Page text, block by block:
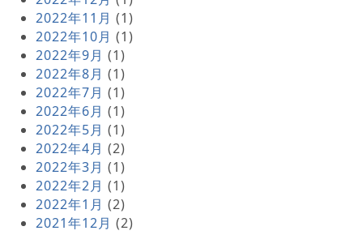
2022年11月 (1)
2022年10月 (1)
2022年9月 (1)
2022年8月 (1)
2022年7月 (1)
2022年6月 (1)
2022年5月 (1)
2022年4月 (2)
2022年3月 (1)
2022年2月 (1)
2022年1月 (2)
2021年12月 (2)